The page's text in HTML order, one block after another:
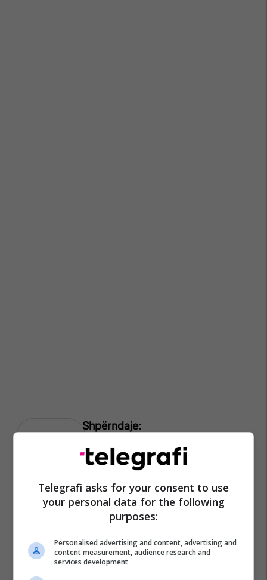
Mpb Maqedoni
Telegrafi asks for your consent to use
your personal data for the following
purposes:
Personalised advertising and content, advertising and
content measurement, audience research and
services development